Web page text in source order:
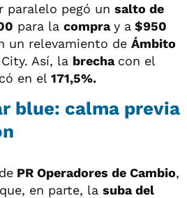
paralelo pegó un salto de
para la compray a $950
un relevamiento de Ámbito
Así, la brecha con el
en el 171,5%.
blue: calma previa
PR Operadores de Cambio,
que, en parte, la suba del